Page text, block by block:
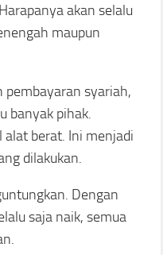
akan selalu
maupun
pembayaran syariah,
banyak pihak.
alat berat. Ini menjadi
dilakukan.
Dengan
saja naik, semua